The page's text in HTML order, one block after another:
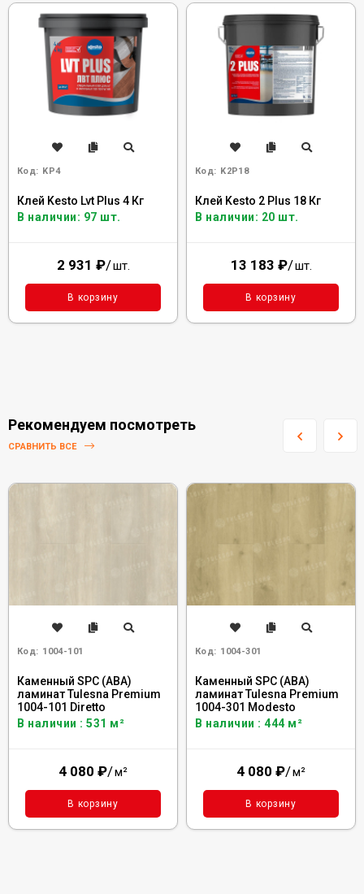
Код: KP4
Клей Kesto Lvt Plus 4 Кг
В наличии: 97 шт.
2 931 ₽/шт.
В корзину
Код: K2P18
Клей Kesto 2 Plus 18 Кг
В наличии: 20 шт.
13 183 ₽/шт.
В корзину
Рекомендуем посмотреть
СРАВНИТЬ ВСЕ
Код: 1004-101
Каменный SPC (ABA)
ламинат Tulesna Premium
1004-101 Diretto
В наличии : 531 м²
4 080 ₽/м²
В корзину
Код: 1004-301
Каменный SPC (ABA)
ламинат Tulesna Premium
1004-301 Modesto
В наличии : 444 м²
4 080 ₽/м²
В корзину